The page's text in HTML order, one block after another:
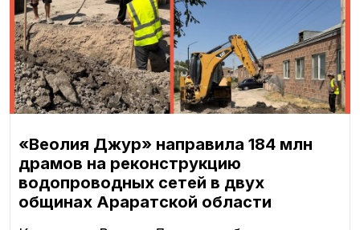
«Веолия Джур» направила 184 млн
драмов на реконструкцию
водопроводных сетей в двух
общинах Араратской области